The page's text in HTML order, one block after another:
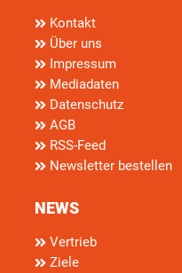
Kontakt
Über uns
Impressum
Mediadaten
Datenschutz
AGB
RSS-Feed
Newsletter bestellen
NEWS
Vertrieb
Ziele